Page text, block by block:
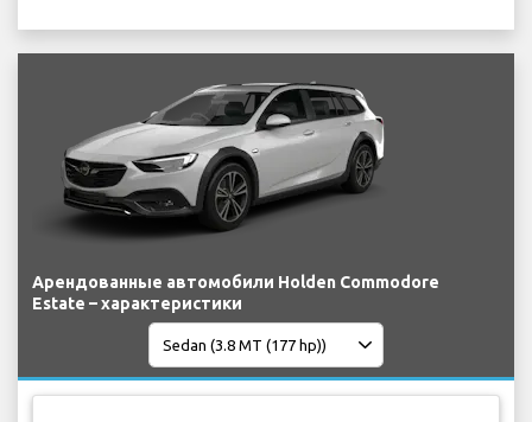
Арендованные автомобили Holden Commodore
Estate – характеристики